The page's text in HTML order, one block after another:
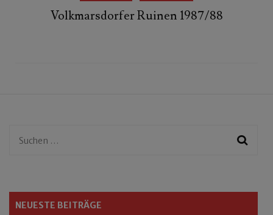
Volkmarsdorfer Ruinen 1987/88
Suchen
NEUESTE BEITRÄGE